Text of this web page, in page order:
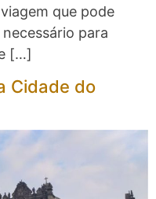
que pode
para
[…]
Cidade do